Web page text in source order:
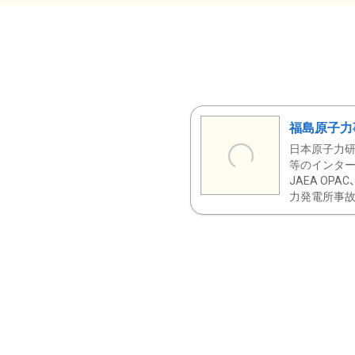
福島原子
日本原子力
等のインタ
JAEA OPAC
力発電所事